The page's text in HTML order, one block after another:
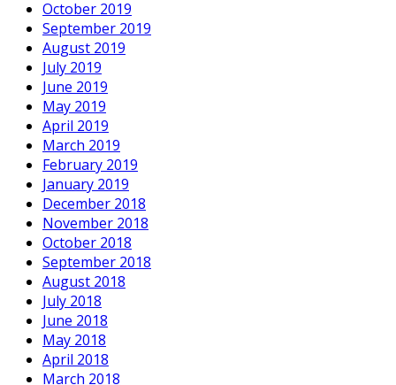
October 2019
September 2019
August 2019
July 2019
June 2019
May 2019
April 2019
March 2019
February 2019
January 2019
December 2018
November 2018
October 2018
September 2018
August 2018
July 2018
June 2018
May 2018
April 2018
March 2018